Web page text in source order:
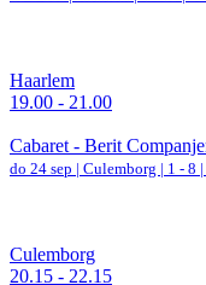
Haarlem
19.00 - 21.00
Cabaret - Berit
do 24 sep | Culemborg | 1 - 8
Culemborg
20.15 - 22.15